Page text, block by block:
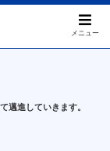
メニュー
邁進していきます。